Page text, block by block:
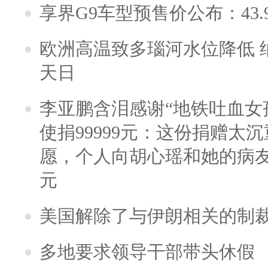
享界G9车型预售价公布：
欧洲高温致多瑙河水位降低
天日
李亚鹏含泪感谢“地铁吐血
使捐99999元：这份捐赠太
愿，个人向胡心瑶和她的病
元
美国解除了与伊朗相关的制
多地要求领导干部带头休假